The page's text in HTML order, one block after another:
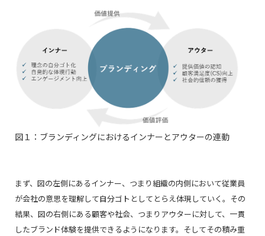
図１：ブランディングにおけるインナーとアウターの連動
まず、図の左側にあるインナー、つまり組織の内側において従業員
が会社の意思を理解して自分ゴトとしてとらえ体現していく。その
結果、図の右側にある顧客や社会、つまりアウターに対して、一貫
したブランド体験を提供できるようになります。そしてその積み重